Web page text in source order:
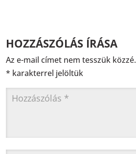
HOZZÁSZÓLÁS ÍRÁSA
Az e-mail címet nem tesszük közzé.
* karakterrel jelöltük